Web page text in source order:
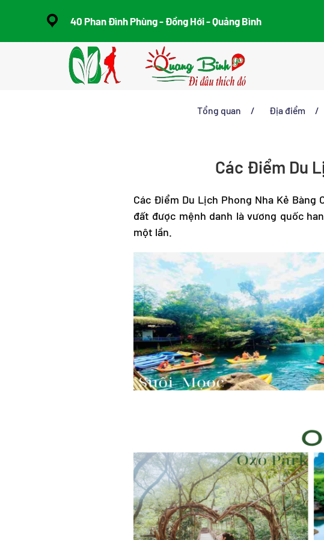
40 Phan Đình Phùng - Đồng Hới - Quảng Bình
Tổng quan Địa điểm
Các Điểm Du
Các Điểm Du Lịch Phong Nha Kẻ
đất được mệnh danh là vương quốc
một lần.